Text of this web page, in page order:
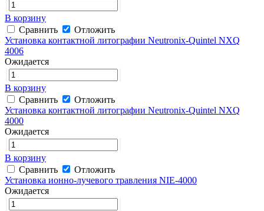
В корзину
Сравнить
Отложить
Установка контактной литографии Neutronix-Quintel NXQ
4006
Ожидается
В корзину
Сравнить
Отложить
Установка контактной литографии Neutronix-Quintel NXQ
4000
Ожидается
В корзину
Сравнить
Отложить
Установка ионно-лучевого травления NIE-4000
Ожидается